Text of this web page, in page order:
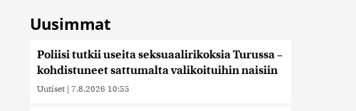
Uusimmat
Poliisi tutkii useita seksuaalirikoksia Turussa –
kohdistuneet sattumalta valikoituihin naisiin
Uutiset | 7.8.2026 10:55